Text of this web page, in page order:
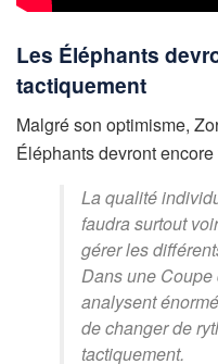
Les Éléphants
tactiquement
Malgré son optimisme,
Éléphants devront
La qualité
faudra surtout
gérer les
Dans une
analysent
de changer de
tactiquement.